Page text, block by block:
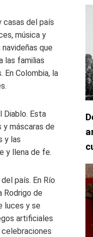
casas del país
música y
que
las familias
Colombia, la
Diablo. Esta
máscaras de
y las
y llena de fe.
país. En Río
Rodrigo de
luces y se
artificiales